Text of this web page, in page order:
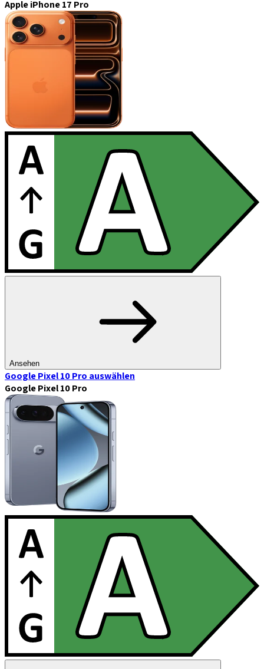
Apple iPhone 17 Pro
Ansehen
Google Pixel 10 Pro auswählen
Google Pixel 10 Pro